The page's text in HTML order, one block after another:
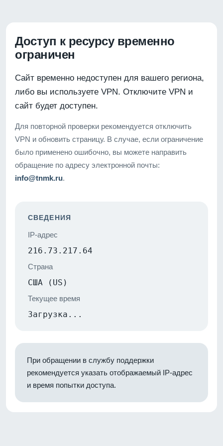
Доступ к ресурсу временно
ограничен
Сайт временно недоступен для вашего региона,
либо вы используете VPN. Отключите VPN и
сайт будет доступен.
Для повторной проверки рекомендуется отключить
VPN и обновить страницу. В случае, если ограничение
было применено ошибочно, вы можете направить
обращение по адресу электронной почты:
info@tnmk.ru.
СВЕДЕНИЯ
IP-адрес
216.73.217.64
Страна
США (US)
Текущее время
Загрузка...
При обращении в службу поддержки
рекомендуется указать отображаемый IP-адрес
и время попытки доступа.